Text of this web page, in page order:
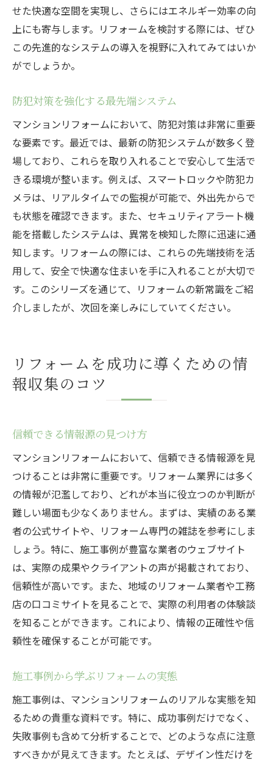
せた快適な空間を実現し、さらにはエネルギー効率の向
上にも寄与します。リフォームを検討する際には、ぜひ
この先進的なシステムの導入を視野に入れてみてはいか
がでしょうか。
防犯対策を強化する最先端システム
マンションリフォームにおいて、防犯対策は非常に重要
な要素です。最近では、最新の防犯システムが数多く登
場しており、これらを取り入れることで安心して生活で
きる環境が整います。例えば、スマートロックや防犯カ
メラは、リアルタイムでの監視が可能で、外出先からで
も状態を確認できます。また、セキュリティアラート機
能を搭載したシステムは、異常を検知した際に迅速に通
知します。リフォームの際には、これらの先端技術を活
用して、安全で快適な住まいを手に入れることが大切で
す。このシリーズを通じて、リフォームの新常識をご紹
介しましたが、次回を楽しみにしていてください。
リフォームを成功に導くための情
報収集のコツ
信頼できる情報源の見つけ方
マンションリフォームにおいて、信頼できる情報源を見
つけることは非常に重要です。リフォーム業界には多く
の情報が氾濫しており、どれが本当に役立つのか判断が
難しい場面も少なくありません。まずは、実績のある業
者の公式サイトや、リフォーム専門の雑誌を参考にしま
しょう。特に、施工事例が豊富な業者のウェブサイト
は、実際の成果やクライアントの声が掲載されており、
信頼性が高いです。また、地域のリフォーム業者や工務
店の口コミサイトを見ることで、実際の利用者の体験談
を知ることができます。これにより、情報の正確性や信
頼性を確保することが可能です。
施工事例から学ぶリフォームの実態
施工事例は、マンションリフォームのリアルな実態を知
るための貴重な資料です。特に、成功事例だけでなく、
失敗事例も含めて分析することで、どのような点に注意
すべきかが見えてきます。たとえば、デザイン性だけを